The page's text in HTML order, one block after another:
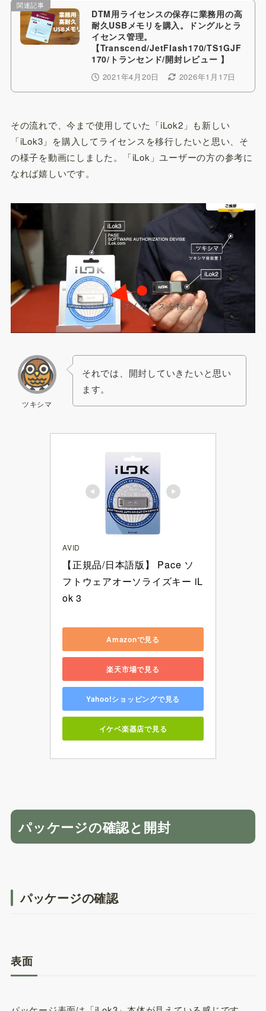
関連記事
DTM用ライセンスの保存に業務用の高
耐久USBメモリを購入。ドングルとラ
イセンス管理。
【Transcend/JetFlash170/TS1GJF
170/トランセンド/開封レビュー 】
2021年4月20日 2026年1月17日
その流れで、今まで使用していた「iLok2」も新しい
「iLok3」を購入してライセンスを移行したいと思い、そ
の様子を動画にしました。「iLok」ユーザーの方の参考に
なれば嬉しいです。
ツキシマ
それでは、開封していきたいと思い
ます。
AVID
【正規品/日本語版】 Pace ソ
フトウェアオーソライズキー iL
ok 3
Amazonで見る
楽天市場で見る
Yahoo!ショッピングで見る
イケベ楽器店で見る
パッケージの確認と開封
パッケージの確認
表面